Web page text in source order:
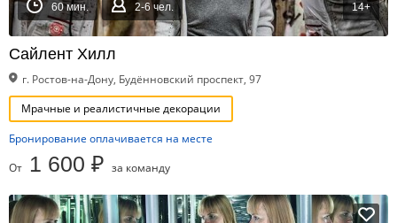
60 мин. 2-6 чел. 14+
Сайлент Хилл
г. Ростов-на-Дону, Будённовский проспект, 97
Мрачные и реалистичные декорации
Бронирование оплачивается на месте
От 1 600 ₽ за команду